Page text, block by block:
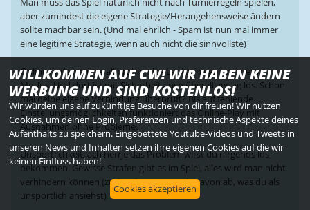
aber zumindest die eigene Strategie/Herangehensweise ändern
sollte machbar sein. (Und mal ehrlich - Spam ist nun mal immer
eine legitime Strategie, wenn auch nicht die sinnvollste)
Online finde ich überall problemlos Leute, in egal welchem
Modus. Und dort ist mit Sicherheit auch überall genug los. Schon
mal deine eigene Verbindung überprüft? Bis auf fehlende
Einstellungsmöglichkeiten funktioniert das Online-Play mit
Ausnahmen ohne Probleme.
Unsportlichkeit, ach herrje das Problem wirst du nirgends los
bekommen. Gewisse Strafen gibt es im Spiel, alles wird man nicht
verhindern können (zudem hängt es auch davon ab, was du als
unsportlich ansiehst)
WILLKOMMEN AUF CW! WIR HABEN KEINE
WERBUNG UND SIND KOSTENLOS!
Wir würden uns auf zukünftige Besuche von dir freuen! Wir nutzen
Cookies, um deinen Login, Präferenzen und technische Aspekte deines
Aufenthalts zu speichern. Eingebettete Youtube-Videos und Tweets in
unseren News und Inhalten setzen ihre eigenen Cookies auf die wir
keinen Einfluss haben!
Cookies akzeptieren